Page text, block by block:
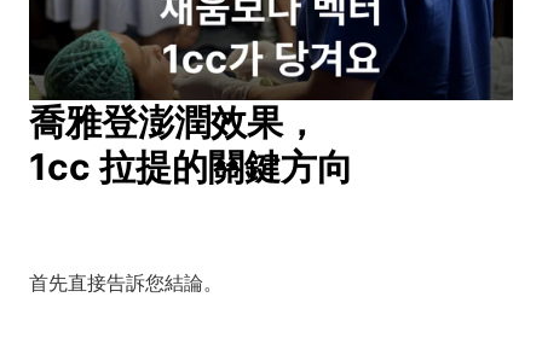
喬雅登澎潤效果，
1cc 拉提的關鍵方向
首先直接告訴您結論。